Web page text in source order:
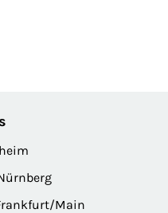
Main